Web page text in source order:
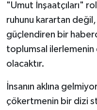
"Umut İnşaatçıları"
ruhunu karartan değil,
güçlendiren bir
toplumsal ilerlemenin
olacaktır.
İnsanın aklına
çökertmenin bir dizi